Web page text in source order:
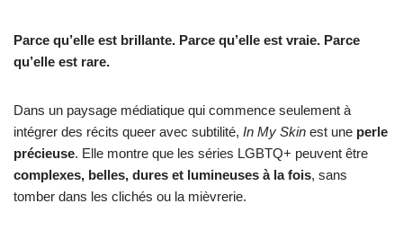
Parce qu’elle est brillante. Parce qu’elle est vraie. Parce
qu’elle est rare.
Dans un paysage médiatique qui commence seulement à
intégrer des récits queer avec subtilité, In My Skin est une perle
précieuse. Elle montre que les séries LGBTQ+ peuvent être
complexes, belles, dures et lumineuses à la fois, sans
tomber dans les clichés ou la mièvrerie.